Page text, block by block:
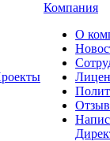
Компания
О